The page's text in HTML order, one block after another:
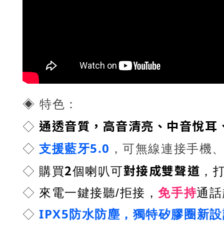
◈ 特色：
◇ 通透音質，高音清亮、中音悅耳
◇ 支援藍牙5.0 ，可無線連接手機
◇ 購買2個喇叭可對接成雙聲道 ，
◇ 來電一鍵接聽/拒接，免手持通
◇ IPX5防水防塵，獨特矽膠圈新